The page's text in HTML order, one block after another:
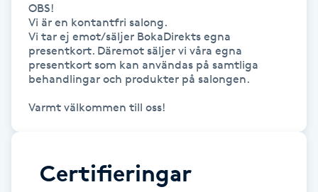
Laserbehandling
LED-ljusterapi
Liktornar
OBS!
Vi är en kontantfri salong.
Vi tar ej emot/säljer BokaDirekts egna
presentkort. Däremot säljer vi våra egna
presentkort som kan användas på samtliga
behandlingar och produkter på salongen.
Varmt välkommen till oss!
Certifieringar